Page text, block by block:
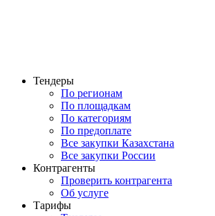
Тендеры
По регионам
По площадкам
По категориям
По предоплате
Все закупки Казахстана
Все закупки России
Контрагенты
Проверить контрагента
Об услуге
Тарифы